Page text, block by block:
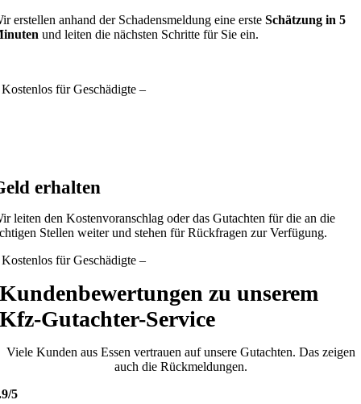
erstellen anhand der Schadensmeldung eine ersteSchätzung in 5
und leiten die nächsten Schritte für Sie ein.
für Geschädigte –
erhalten
leiten den Kostenvoranschlag oder das Gutachten für die an die
Stellen weiter und stehen für Rückfragen zur Verfügung.
für Geschädigte –
Kundenbewertungen zu unserem
Kfz-Gutachter-Service
Viele Kunden aus Essen vertrauen auf unsere Gutachten. Das zeigen
auch die Rückmeldungen.
5